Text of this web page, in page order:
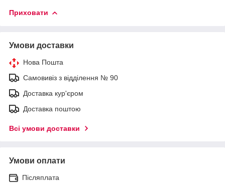
Приховати
Умови доставки
Нова Пошта
Самовивіз з відділення № 90
Доставка кур'єром
Доставка поштою
Всі умови доставки
Умови оплати
Післяплата